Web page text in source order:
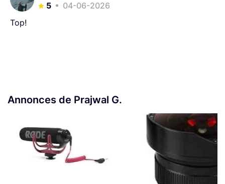
5
04-06-2026
Top!
Annonces de Prajwal G.